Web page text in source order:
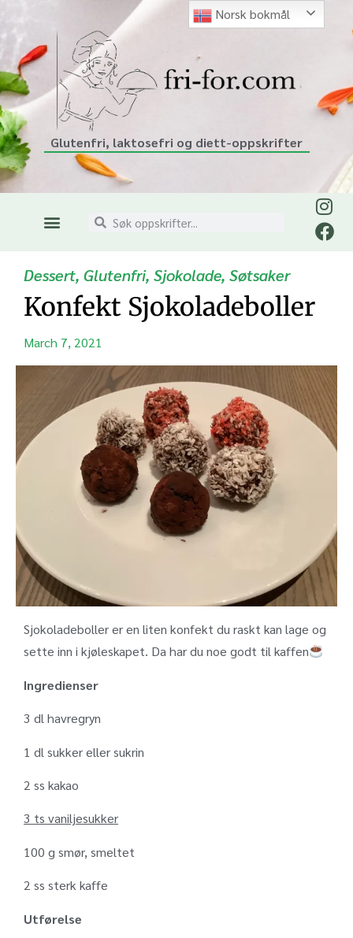
Glutenfri, laktosefri og diett-oppskrifter
Dessert, Glutenfri, Sjokolade, Søtsaker
Konfekt Sjokoladeboller
March 7, 2021
Sjokoladeboller er en liten konfekt du raskt kan lage og
sette inn i kjøleskapet. Da har du noe godt til kaffen
Ingredienser
3 dl havregryn
1 dl sukker eller sukrin
2 ss kakao
3 ts vaniljesukker
100 g smør, smeltet
2 ss sterk kaffe
Utførelse
Norsk bokmål